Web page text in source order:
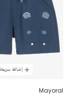
إضافة سريعة
Mayoral